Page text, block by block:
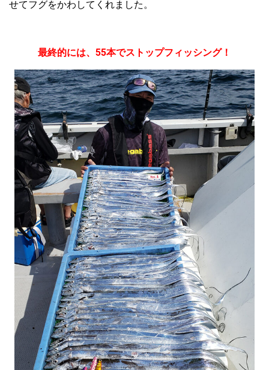
せてフグをかわしてくれました。
最終的には、55本でストップフィッシング！